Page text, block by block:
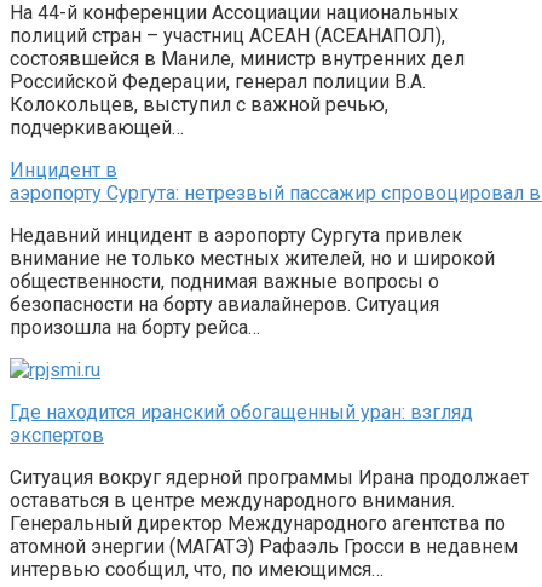
На 44-й конференции Ассоциации национальных
полиций стран – участниц АСЕАН (АСЕАНАПОЛ),
состоявшейся в Маниле, министр внутренних дел
Российской Федерации, генерал полиции В.А.
Колокольцев, выступил с важной речью,
подчеркивающей…
Инцидент в
аэропорту Сургута: нетрезвый пассажир
Недавний инцидент в аэропорту Сургута привлек
внимание не только местных жителей, но и широкой
общественности, поднимая важные вопросы о
безопасности на борту авиалайнеров. Ситуация
произошла на борту рейса…
Где находится иранский обогащенный уран: взгляд
экспертов
Ситуация вокруг ядерной программы Ирана продолжает
оставаться в центре международного внимания.
Генеральный директор Международного агентства по
атомной энергии (МАГАТЭ) Рафаэль Гросси в недавнем
интервью сообщил, что, по имеющимся…